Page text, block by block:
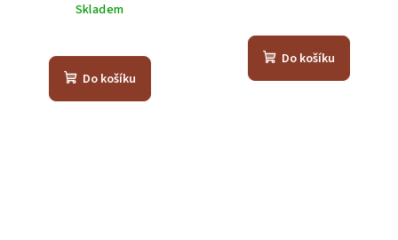
Skladem
Do košíku
Do košíku